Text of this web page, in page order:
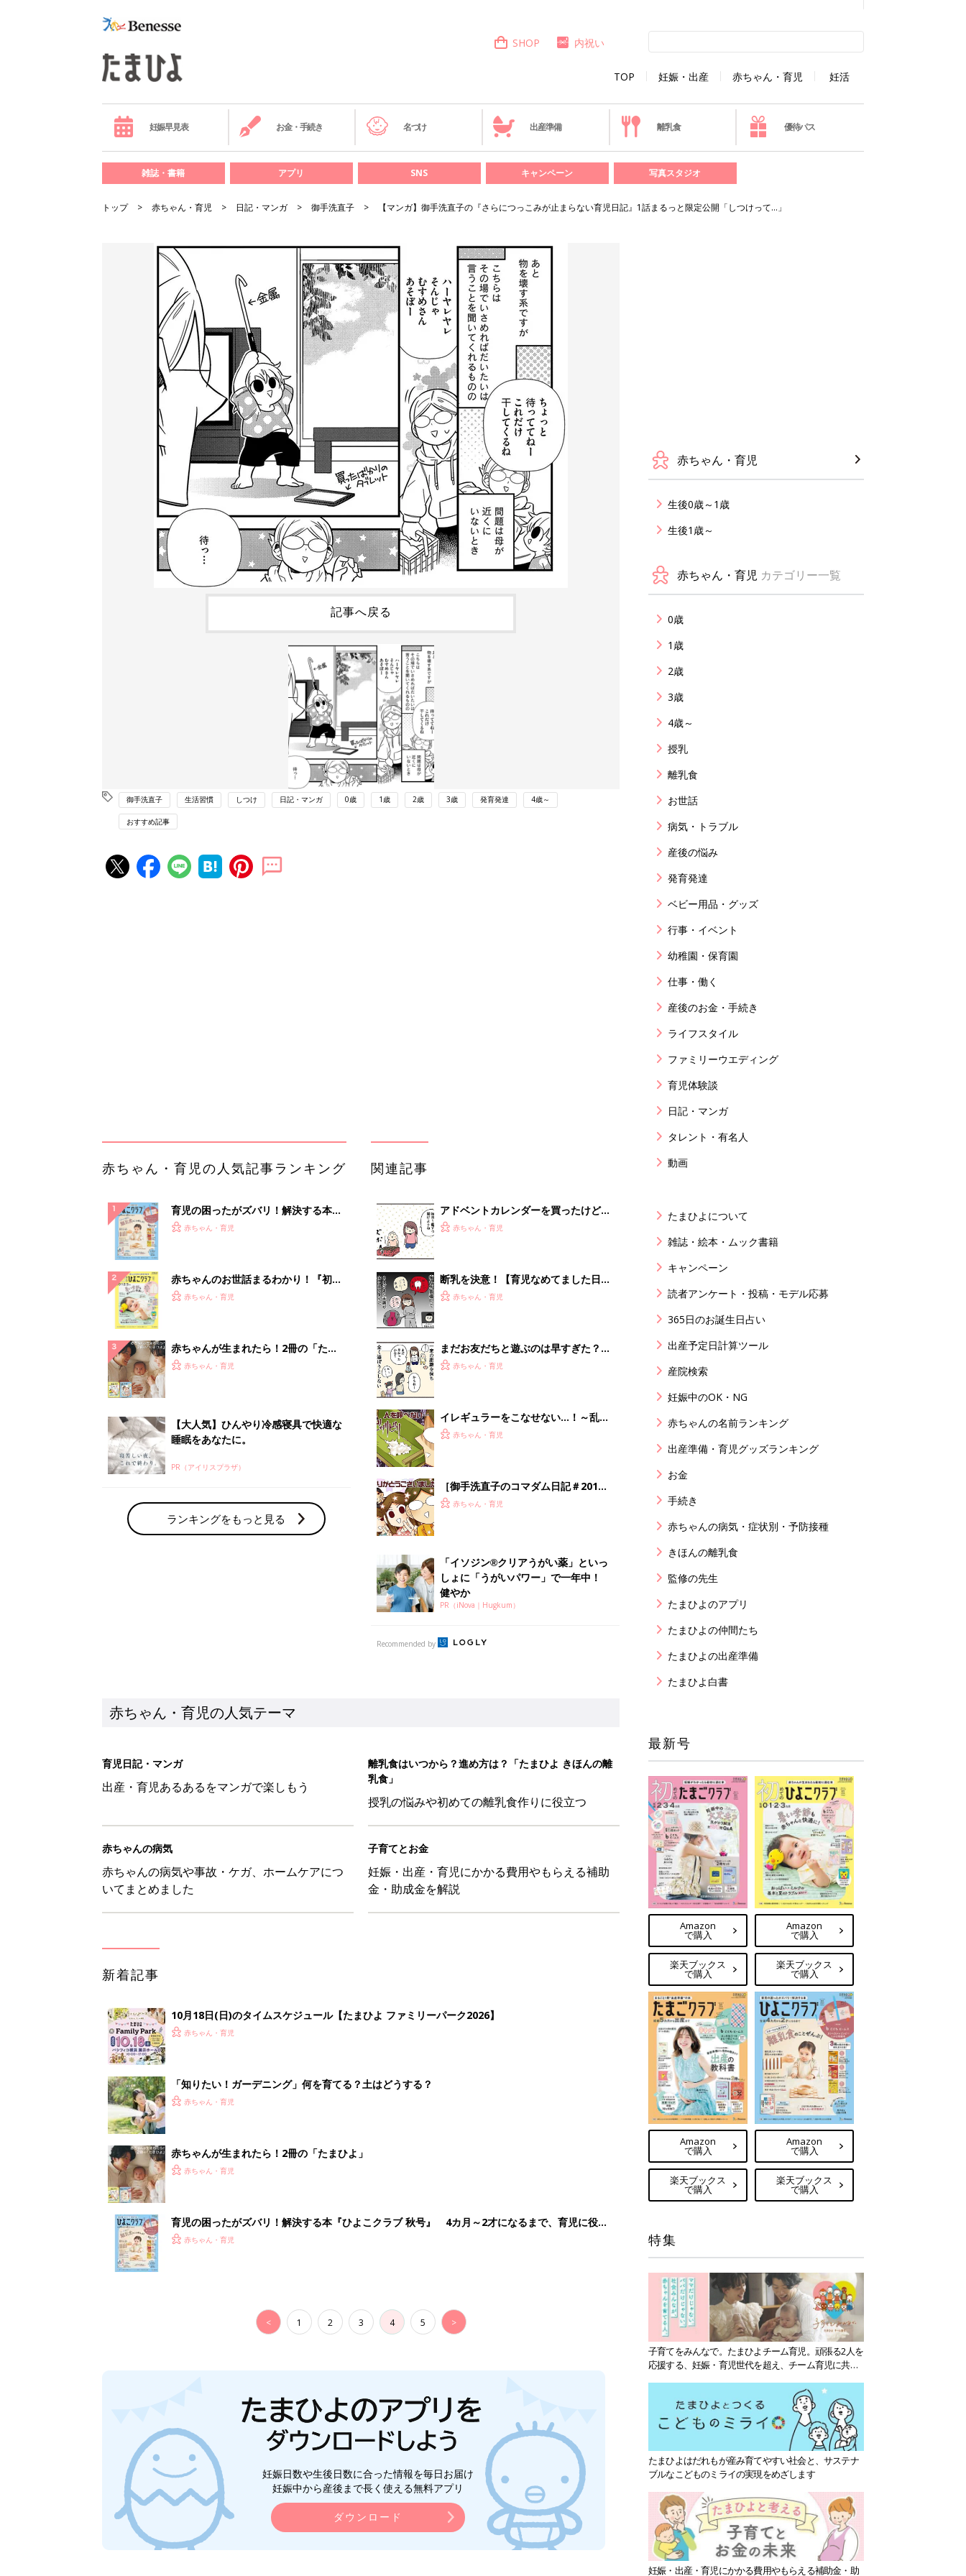
TOP 妊娠・出産 赤ちゃん・育児 妊活
SHOP 内祝い
妊娠早見表 お金・手続き 名づけ 出産準備 離乳食 優待パス
雑誌・書籍 アプリ SNS キャンペーン 写真スタジオ
トップ 赤ちゃん・育児 日記・マンガ 御手洗直子 【マンガ】御手洗直子の『さらにつっこみが止まらない育児日記』1話まるっと限定公開「しつけって…」
記事へ戻る
御手洗直子 生活習慣 しつけ 日記・マンガ 0歳 1歳 2歳 3歳 発育発達 4歳～
おすすめ記事
睡眠をあなたに。
PR（アイリスプラザ）
ランキングをもっと見る
記 ＃199】
直子さん卒業企画】
健やか
PR（iNova｜Hugkum）
赤ちゃん・育児の人気テーマ
育児日記・マンガ
離乳食はいつから？進め方は？「たまひよ きほんの離
授乳の悩みや初めての離乳食作りに役立つ
子育てとお金
妊娠・出産・育児にかかる費用やもらえる補助
金・助成金を解説
10月18日(日)のタイムスケジュール【たまひよ ファミリーパーク2026】
赤ちゃん・育児
「知りたい！ガーデニング」何を育てる？土はどうする？
赤ちゃん・育児
赤ちゃんが生まれたら！2冊の「たまひよ」
< 1 2 3 4 5
赤ちゃん・育児
生後0歳～1歳
生後1歳～
赤ちゃん・育児 カテゴリー一覧
0歳
1歳
2歳
3歳
4歳～
授乳
離乳食
お世話
病気・トラブル
産後の悩み
発育発達
ベビー用品・グッズ
行事・イベント
幼稚園・保育園
仕事・働く
産後のお金・手続き
ライフスタイル
ファミリーウエディング
育児体験談
日記・マンガ
タレント・有名人
動画
たまひよについて
雑誌・絵本・ムック書籍
キャンペーン
読者アンケート・投稿・モデル応募
365日のお誕生日占い
出産予定日計算ツール
産院検索
妊娠中のOK・NG
赤ちゃんの名前ランキング
出産準備・育児グッズランキング
お金
手続き
赤ちゃんの病気・症状別・予防接種
きほんの離乳食
監修の先生
たまひよのアプリ
たまひよの仲間たち
たまひよの出産準備
たまひよ白書
最新号
Amazon
で購入
楽天ブックス
で購入
Amazon
で購入
楽天ブックス
で購入
Amazon
で購入
楽天ブックス
で購入
Amazon
で購入
楽天ブックス
で購入
特集
子育てをみんなで。たまひよチーム育児。頑張る2人を
応援する、妊娠・育児世代を超え、チーム育児に共感
たまひよはだれもが産み育てやすい社会と、サステナ
ブルなこどものミライの実現をめざします
妊娠・出産・育児にかかる費用やもらえる補助金・助